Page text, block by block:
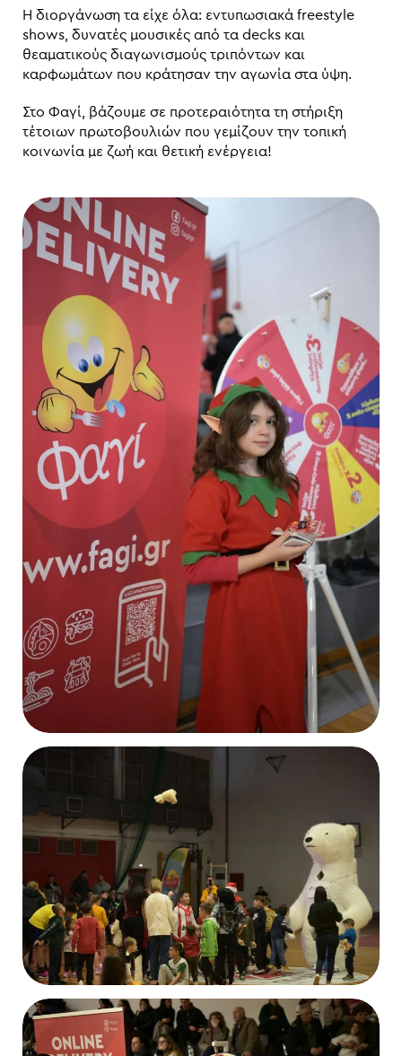
Η διοργάνωση τα είχε όλα: εντυπωσιακά freestyle
shows, δυνατές μουσικές από τα decks και
θεαματικούς διαγωνισμούς τριπόντων και
καρφωμάτων που κράτησαν την αγωνία στα ύψη.
Στο Φαγί, βάζουμε σε προτεραιότητα τη στήριξη
τέτοιων πρωτοβουλιών που γεμίζουν την τοπική
κοινωνία με ζωή και θετική ενέργεια!